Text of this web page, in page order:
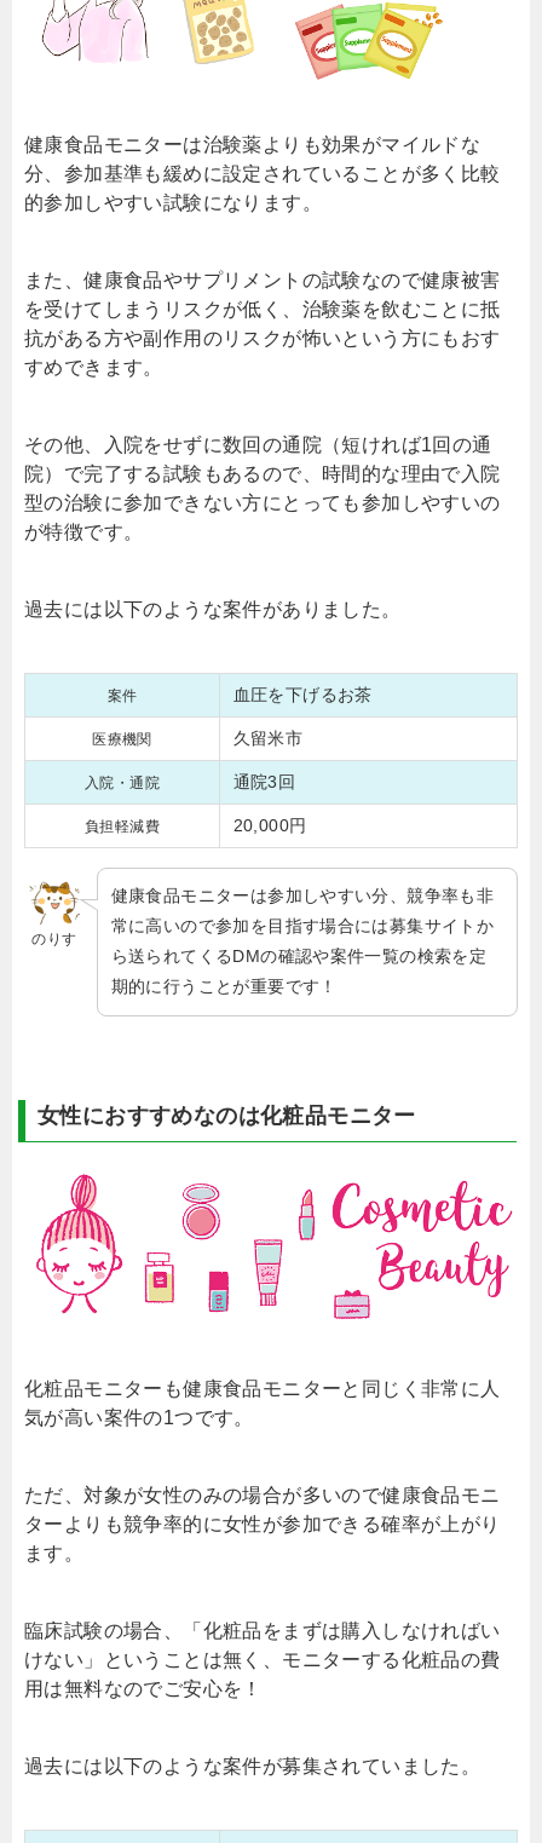
健康食品モニターは治験薬よりも効果がマイルドな
分、参加基準も緩めに設定されていることが多く比較
的参加しやすい試験になります。
また、健康食品やサプリメントの試験なので健康被害
を受けてしまうリスクが低く、治験薬を飲むことに抵
抗がある方や副作用のリスクが怖いという方にもおす
すめできます。
その他、入院をせずに数回の通院（短ければ1回の通
院）で完了する試験もあるので、時間的な理由で入院
型の治験に参加できない方にとっても参加しやすいの
が特徴です。
過去には以下のような案件がありました。
案件 血圧を下げるお茶
医療機関 久留米市
入院・通院 通院3回
負担軽減費 20,000円
のりす
健康食品モニターは参加しやすい分、競争率も非
常に高いので参加を目指す場合には募集サイトか
ら送られてくるDMの確認や案件一覧の検索を定
期的に行うことが重要です！
女性におすすめなのは化粧品モニター
化粧品モニターも健康食品モニターと同じく非常に人
気が高い案件の1つです。
ただ、対象が女性のみの場合が多いので健康食品モニ
ターよりも競争率的に女性が参加できる確率が上がり
ます。
臨床試験の場合、「化粧品をまずは購入しなければい
けない」ということは無く、モニターする化粧品の費
用は無料なのでご安心を！
過去には以下のような案件が募集されていました。